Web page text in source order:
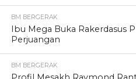
BM BERGERAK
Ibu Mega Buka Rakerdasus
Perjuangan
BM BERGERAK